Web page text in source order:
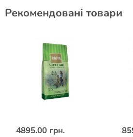
Рекомендовані товари
4895.00 грн.